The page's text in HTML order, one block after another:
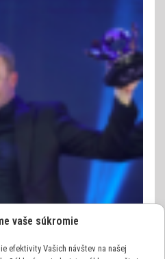
vaše súkromie
efektivity Vašich návštev na našej